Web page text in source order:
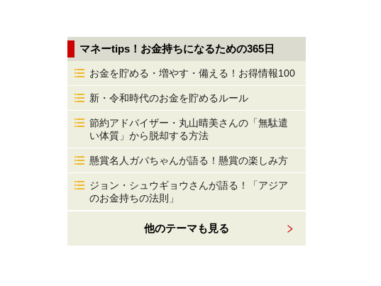
マネーtips！お金持ちになるための365日
お金を貯める・増やす・備える！お得情報100
新・令和時代のお金を貯めるルール
節約アドバイザー・丸山晴美さんの「無駄遣
い体質」から脱却する方法
懸賞名人ガバちゃんが語る！懸賞の楽しみ方
ジョン・シュウギョウさんが語る！「アジア
のお金持ちの法則」
他のテーマも見る